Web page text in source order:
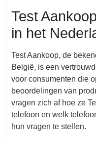
Test
in het
Test Aankoop, de
België, is een
voor consumenten die
beoordelingen van
vragen zich af hoe ze
telefoon en welk
hun vragen te stellen.